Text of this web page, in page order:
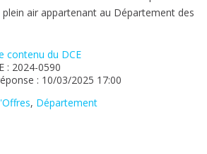
air appartenant au Département des
contenu du DCE
: 2024-0590
: 10/03/2025 17:00
, Département